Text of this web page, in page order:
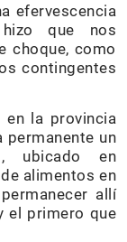
efervescencia
que nos
choque, como
contingentes
en la provincia
un
ubicado en
alimentos en
allí
el primero que